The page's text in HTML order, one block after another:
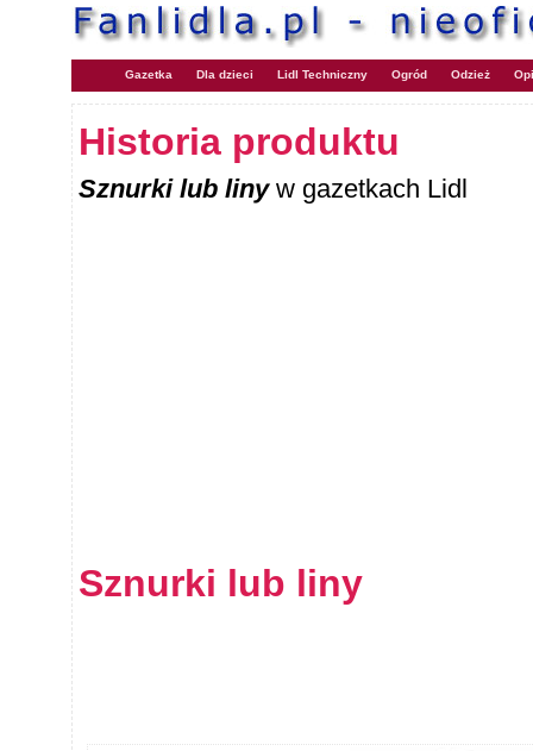
Gazetka Dla dzieci Lidl Techniczny Ogród Odzież
Historia produktu
Sznurki lub linyw gazetkach Lidl
Sznurki lub liny